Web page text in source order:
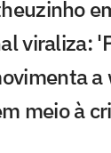
viraliza:
a
meio à